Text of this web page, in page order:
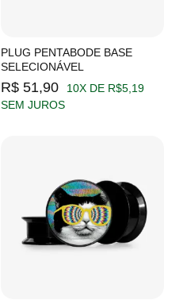
PLUG PENTABODE BASE
SELECIONÁVEL
R$ 51,90
10X DE R$5,19
SEM JUROS